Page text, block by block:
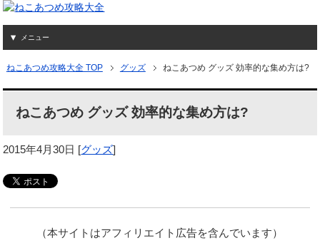
メニュー
ねこあつめ攻略大全 TOP グッズ ねこあつめ グッズ 効率的な集め方は?
ねこあつめ グッズ 効率的な集め方は?
2015年4月30日 [グッズ]
（本サイトはアフィリエイト広告を含んでいます）